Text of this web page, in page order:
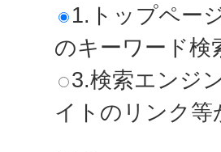
1.トップペー
のキーワード検
3.検索エンジ
イトのリンク等